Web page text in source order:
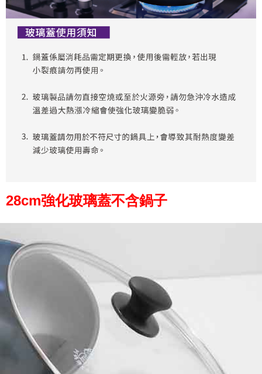
mudah alih boleh segera menggunakan tanpa perlu memohon lagi.
(Hanya untuk nombor langganan peribadi, tidak terbuka untuk syarikat
dan kad prabayar)
2. Pilihan kaedah pembayaran "Pembayaran Ansuran Gogo", selepas
transaksi Gogo, selepas pengesahan nombor telefon, pilih bilangan
ansuran yang diingini, tarikh akhir pembayaran, dan setelah
3. Jumlah kelulusan sebenar, bilangan ansuran dan jumlah bayaran
adalah berdasarkan halaman pengesahan transaksi seterusnya.
4. Dalam masa 30 minit selepas pesanan ditubuhkan, jika tidak pergi
akan dibatalkan secara automatik. Jika terdapat situasi "pindah untuk
semakan khusus" yang tidak lulus, ini menunjukkan bahawa sistem
penilaian tidak mencukupi, tiada penjelasan mengenai kandungan
1. Pembayaran ansuran tidak digabungkan dalam bil telekomunikasi,
"Pembayaran Ansuran Gogo" akan menghantar SMS peringatan
membayar melalui "Kod bar kedai serbaneka / Kedai rasmi Taiwan
Mobile / Pemindahan bank / Pembayaran J街口 / iPASS MONEY" dan
saluran lain.
1. Perkhidmatan ini disediakan oleh "Taiwan Mobile Co., Ltd." untuk
membolehkan pengguna membeli produk atau perkhidmatan melalui
perkhidmatan ini semasa transaksi, dan kedai akan menyerahkan hak
tuntutan harga jual/beli ansuran kepada syarikat ini untuk membayar bil
menggunakan bil syarikat ini.
2. Berdasarkan tujuan kontrak persetujuan pembayaran menggunakan
"Pembayaran Ansuran Gogo", kedai akan memberikan maklumat peribadi
anda (termasuk nama, telefon atau alamat) kepada Taiwan Mobile untuk
Sila hubungi NP Taiwan Inc. di cs_tw@netprotections.co.jpjika anda
mempunyai sebarang kebimbangan mengenai pemprosesan dan
peribadi yang disenaraikan seperti di atas akan dikumpul dan digunakan
28cm強化玻璃蓋不含鍋子